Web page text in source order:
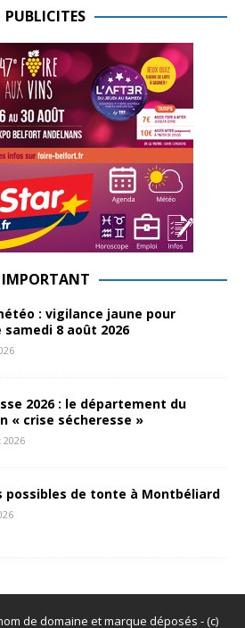
PUBLICITES
IMPORTANT
: vigilance jaune pour
samedi 8 août 2026
2026 : le département du
« crise sécheresse »
possibles de tonte à Montbéliard
de domaine et marque déposés - (c)